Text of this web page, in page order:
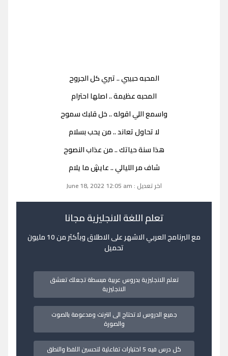
المحبه حبيبي .. تبري كل الجروح
المحبه عظيمة .. اصلها احترام
واسمع اللي اقوله .. خل قلبك سموح
لا تحاول تعاند .. من يحب بسلام
هذا سنة حياتك .. من عذاب النصوح
شاف مر الليالي .. عايشٍ ما يلام
اخر تعديل : June 18, 2022 12:05 am
تعلم اللغة الانجليزية مجانا
مع البرنامج العربي الاشهر على الاطلاق وبأكثر من 10 مليون
تحميل
تعلم الانجليزية بدروس عربية مبسطة تجعلك تعشق
الانجليزية
جميع الدروس لا تحتاج الى انترنت ومدعومة بالصوت
والصورة
كل درس فيه 5 اختبارات تفاعلية لتحسين اللفظ والنطق